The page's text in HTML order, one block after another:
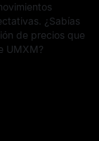
¿Sabías
de precios que
UMXM?